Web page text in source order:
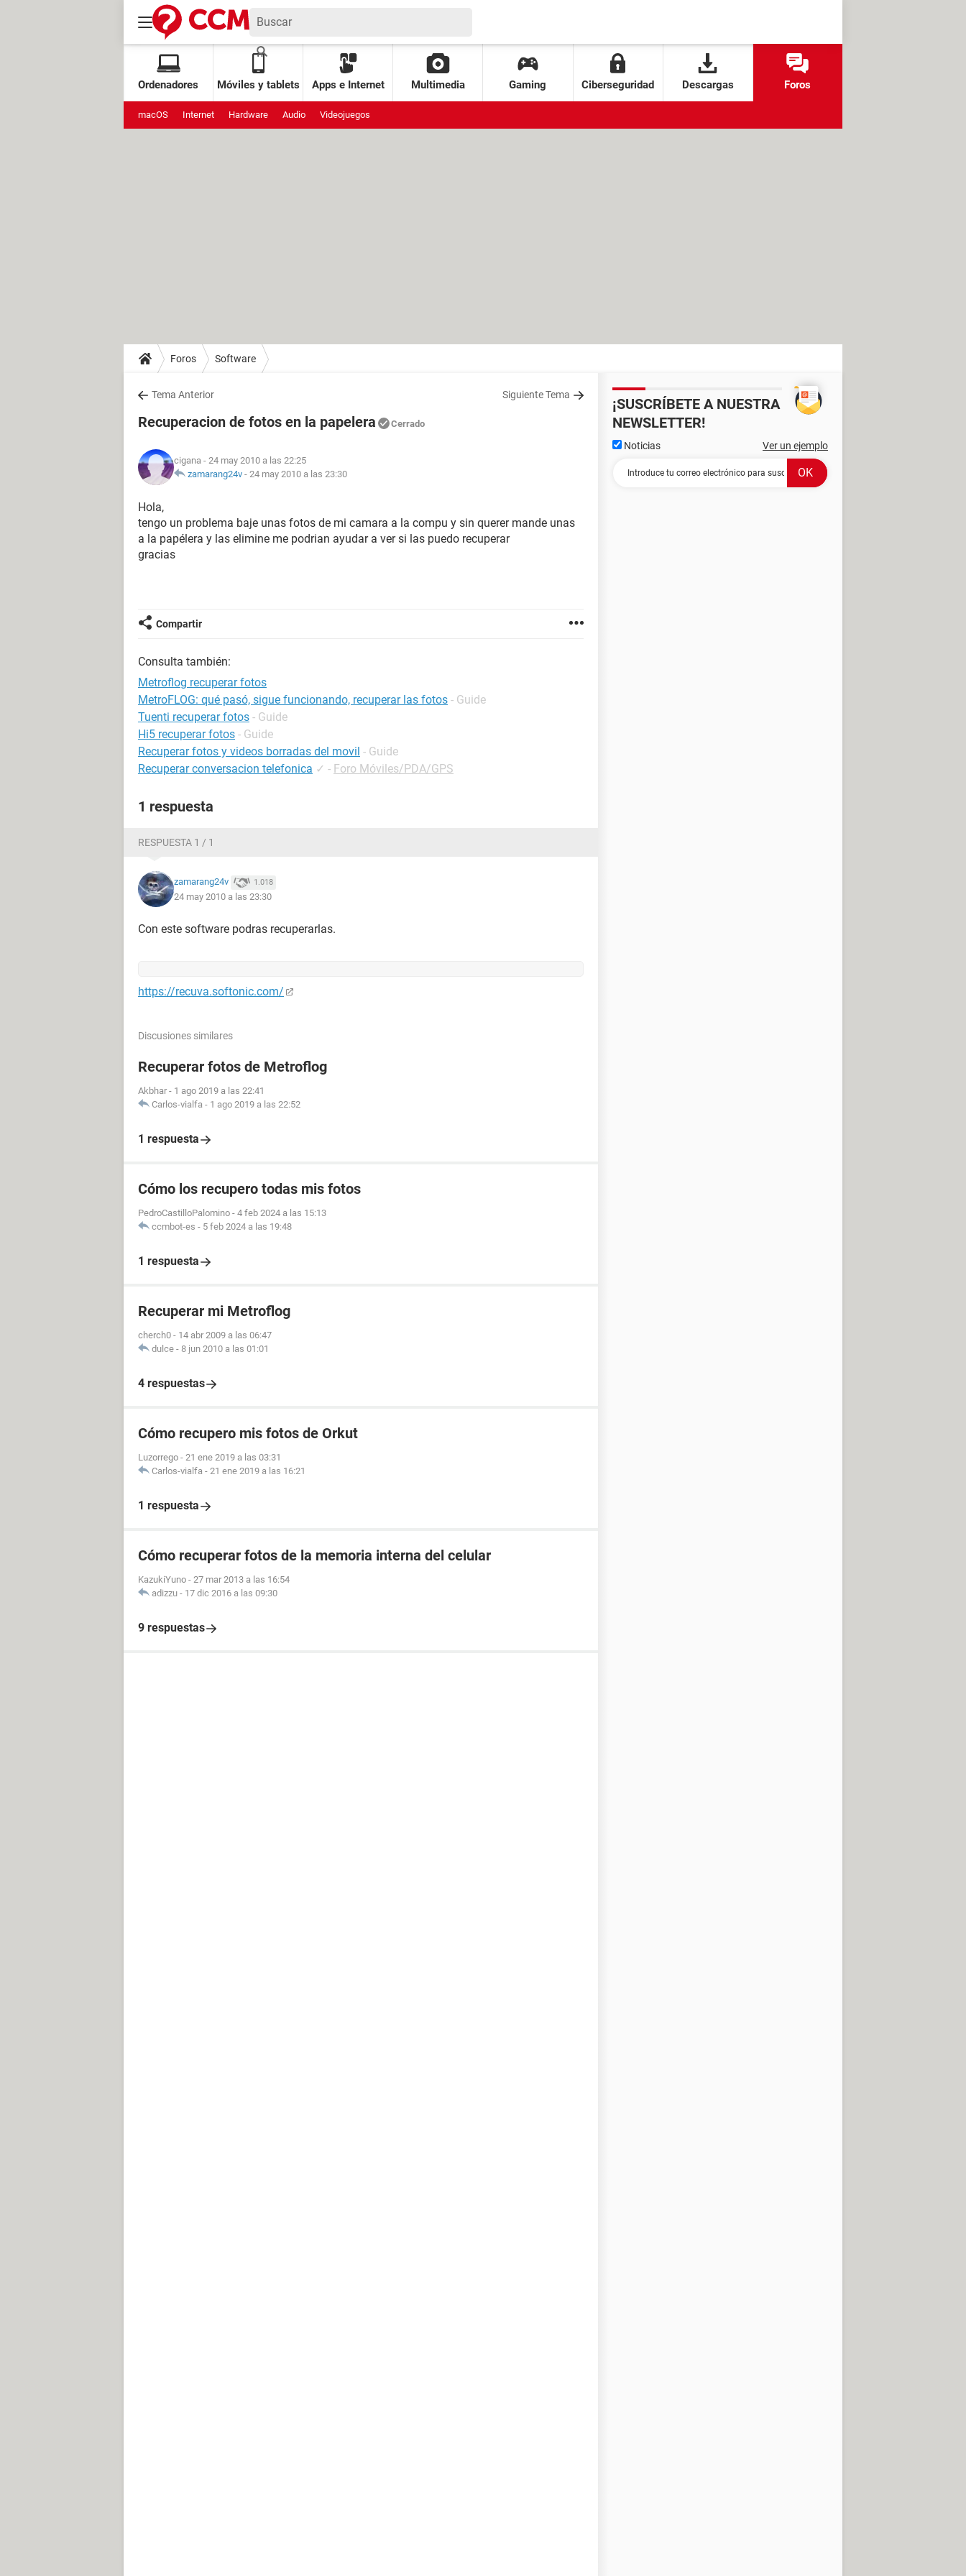
Ordenadores Móviles y tablets Apps e Internet Multimedia Gaming Ciberseguridad Descargas Foros
macOS Internet Hardware Audio Videojuegos
Foros Software
Tema Anterior Siguiente Tema
Recuperacion de fotos en la papelera Cerrado
cigana - 24 may 2010 a las 22:25
zamarang24v - 24 may 2010 a las 23:30
Hola,
tengo un problema baje unas fotos de mi camara a la compu y sin querer mande unas
a la papélera y las elimine me podrian ayudar a ver si las puedo recuperar
gracias
Compartir
Consulta también:
Metroflog recuperar fotos
MetroFLOG: qué pasó, sigue funcionando, recuperar las fotos - Guide
Tuenti recuperar fotos - Guide
Hi5 recuperar fotos - Guide
Recuperar fotos y videos borradas del movil - Guide
Recuperar conversacion telefonica ✓ - Foro Móviles/PDA/GPS
1 respuesta
RESPUESTA 1 / 1
zamarang24v 1.018
24 may 2010 a las 23:30
Con este software podras recuperarlas.
https://recuva.softonic.com/
Discusiones similares
Recuperar fotos de Metroflog
Akbhar - 1 ago 2019 a las 22:41
Carlos-vialfa - 1 ago 2019 a las 22:52
1 respuesta
Cómo los recupero todas mis fotos
PedroCastilloPalomino - 4 feb 2024 a las 15:13
ccmbot-es - 5 feb 2024 a las 19:48
1 respuesta
Recuperar mi Metroflog
cherch0 - 14 abr 2009 a las 06:47
dulce - 8 jun 2010 a las 01:01
4 respuestas
Cómo recupero mis fotos de Orkut
Luzorrego - 21 ene 2019 a las 03:31
Carlos-vialfa - 21 ene 2019 a las 16:21
1 respuesta
Cómo recuperar fotos de la memoria interna del celular
KazukiYuno - 27 mar 2013 a las 16:54
adizzu - 17 dic 2016 a las 09:30
9 respuestas
¡SUSCRÍBETE A NUESTRA
NEWSLETTER!
Noticias Ver un ejemplo